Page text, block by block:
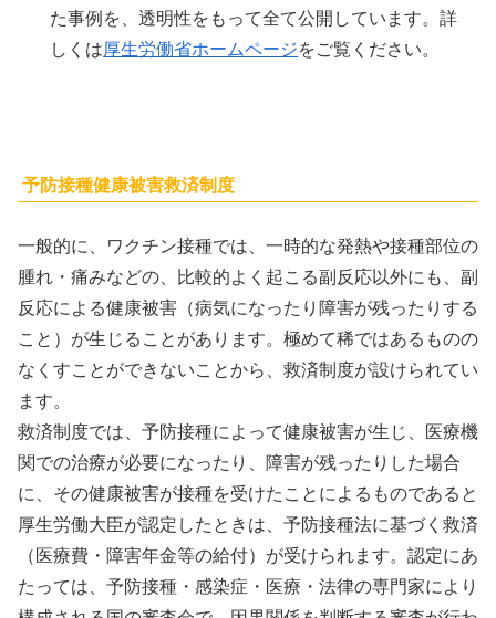
た事例を、透明性をもって全て公開しています。詳
しくは厚生労働省ホームページをご覧ください。
予防接種健康被害救済制度
一般的に、ワクチン接種では、一時的な発熱や接種部位の
腫れ・痛みなどの、比較的よく起こる副反応以外にも、副
反応による健康被害（病気になったり障害が残ったりする
こと）が生じることがあります。極めて稀ではあるものの
なくすことができないことから、救済制度が設けられてい
ます。
救済制度では、予防接種によって健康被害が生じ、医療機
関での治療が必要になったり、障害が残ったりした場合
に、その健康被害が接種を受けたことによるものであると
厚生労働大臣が認定したときは、予防接種法に基づく救済
（医療費・障害年金等の給付）が受けられます。認定にあ
たっては、予防接種・感染症・医療・法律の専門家により